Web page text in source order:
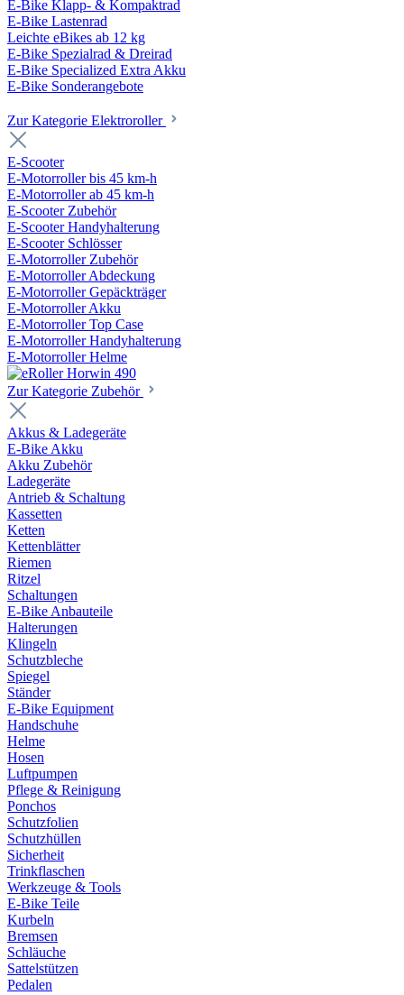
E-Bike Klapp- & Kompaktrad
E-Bike Lastenrad
Leichte eBikes ab 12 kg
E-Bike Spezialrad & Dreirad
E-Bike Specialized Extra Akku
E-Bike Sonderangebote
Zur Kategorie Elektroroller
E-Scooter
E-Motorroller bis 45 km-h
E-Motorroller ab 45 km-h
E-Scooter Zubehör
E-Scooter Handyhalterung
E-Scooter Schlösser
E-Motorroller Zubehör
E-Motorroller Abdeckung
E-Motorroller Gepäckträger
E-Motorroller Akku
E-Motorroller Top Case
E-Motorroller Handyhalterung
E-Motorroller Helme
Zur Kategorie Zubehör
Akkus & Ladegeräte
E-Bike Akku
Akku Zubehör
Ladegeräte
Antrieb & Schaltung
Kassetten
Ketten
Kettenblätter
Riemen
Ritzel
Schaltungen
E-Bike Anbauteile
Halterungen
Klingeln
Schutzbleche
Spiegel
Ständer
E-Bike Equipment
Handschuhe
Helme
Hosen
Luftpumpen
Pflege & Reinigung
Ponchos
Schutzfolien
Schutzhüllen
Sicherheit
Trinkflaschen
Werkzeuge & Tools
E-Bike Teile
Kurbeln
Bremsen
Schläuche
Sattelstützen
Pedalen